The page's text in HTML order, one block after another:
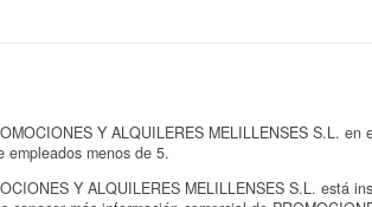
Y ALQUILERES MELILLENSES S.L.
menos de 5.
Y ALQUILERES MELILLENSES S.L. está